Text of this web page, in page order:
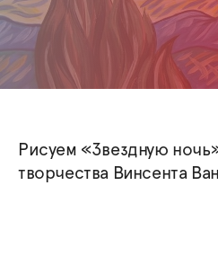
Рисуем «Звездную
творчества Винсента